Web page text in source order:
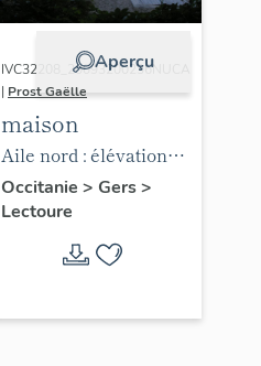
Aperçu
IVC32208_20093200236NUCA
| Prost Gaëlle
maison
Aile nord : élévation
sur cour.
Occitanie > Gers>
Lectoure